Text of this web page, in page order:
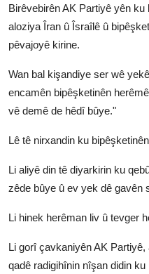
Birêvebirên AK Partiyê yên
aloziya Îran û Îsraîlê û
pêvajoyê kirine.
Wan bal kişandiye ser wê
encamên bipêşketinên
vê demê de hêdî bûye."
Lê tê nirxandin ku
Li aliyê din tê diyarkirin ku
zêde bûye û ev yek dê gavên
Li hinek herêman liv û tevger
Li gorî çavkaniyên AK
qadê radigihînin nîşan didin